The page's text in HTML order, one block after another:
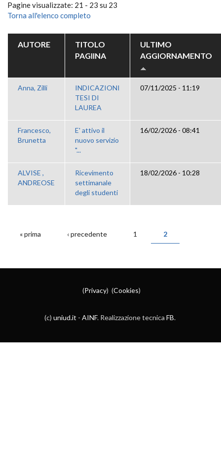
Pagine visualizzate: 21 - 23 su 23
Torna all'elenco completo
AUTORE
TITOLO
PAGIINA
ULTIMO
AGGIORNAMENTO
Anna, Zilli
INDICAZIONI
TESI DI
LAUREA
07/11/2025 - 11:19
Francesco,
Brunetta
E' attivo il
nuovo servizio
"...
16/02/2026 - 08:41
ALVISE ,
ANDREOSE
Ricevimento
settimanale
degli studenti
18/02/2026 - 10:28
PAGINE
« prima ‹ precedente 1 2
(Privacy) (Cookies)
(c) uniud.it - AINF. Realizzazione tecnica FB.